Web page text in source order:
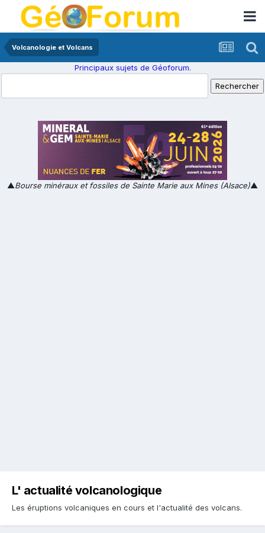
Volcanologie et Volcans
Principaux sujets de Géoforum.
▲Bourse minéraux et fossiles de Sainte Marie aux Mines (Alsace)▲
L' actualité volcanologique
Les éruptions volcaniques en cours et l'actualité des volcans.